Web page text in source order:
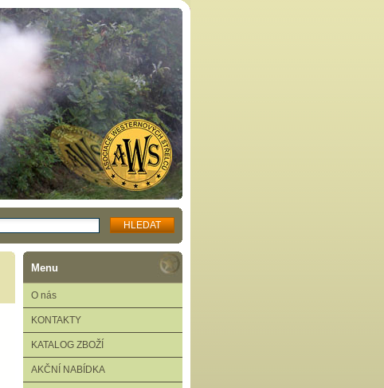
Menu
O nás
KONTAKTY
KATALOG ZBOŽÍ
AKČNÍ NABÍDKA